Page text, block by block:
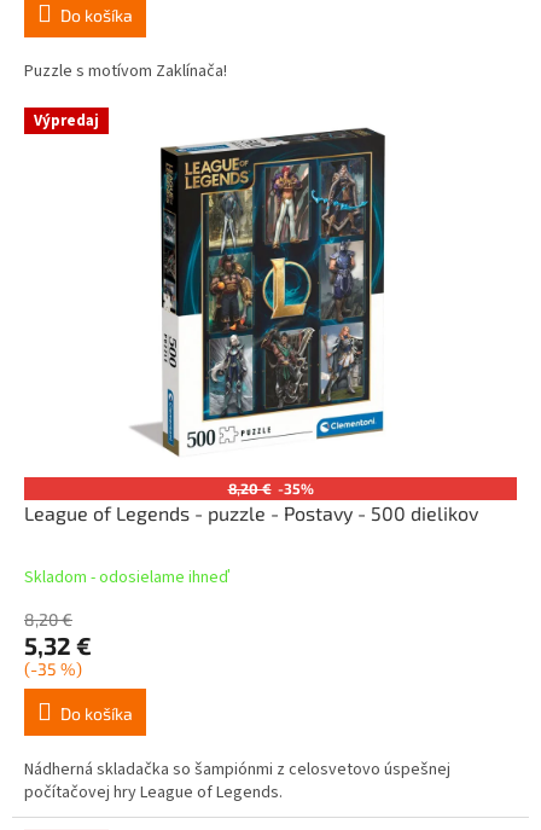
Do košíka
Puzzle s motívom Zaklínača!
Výpredaj
8,20 € -35%
League of Legends - puzzle - Postavy - 500 dielikov
Skladom - odosielame ihneď
8,20 €
5,32 €
(-35 %)
Do košíka
Nádherná skladačka so šampiónmi z celosvetovo úspešnej
počítačovej hry League of Legends.